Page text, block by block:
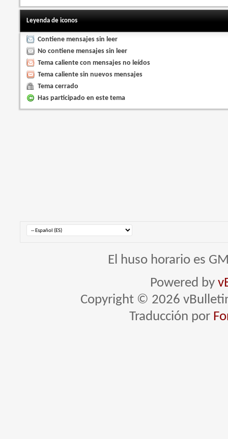
Leyenda de iconos
Contiene mensajes sin leer
No contiene mensajes sin leer
Tema caliente con mensajes no leídos
Tema caliente sin nuevos mensajes
Tema cerrado
Has participado en este tema
El huso horario es
Powered by
Copyright © 2026
Traducción por